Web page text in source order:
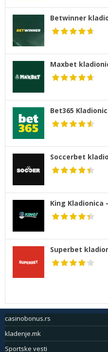
Betwinner
Maxbet
Bet365
Soccerbet
King Kladionica
Superbet
casinobonus.rs
kladenje.mk
Sportske vesti